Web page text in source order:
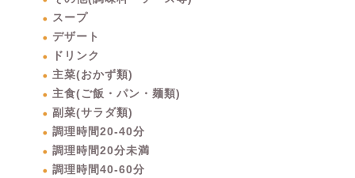
スープ
デザート
ドリンク
主菜(おかず類)
主食(ご飯・パン・麺類)
副菜(サラダ類)
調理時間20-40分
調理時間20分未満
調理時間40-60分